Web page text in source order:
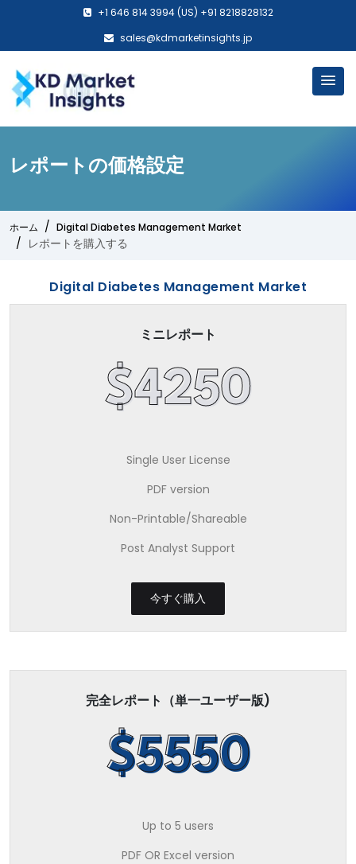
+1 646 814 3994 (US) +91 8218828132
sales@kdmarketinsights.jp
レポートの価格設定
ホーム Digital Diabetes Management Market
レポートを購入する
Digital Diabetes Management Market
ミニレポート
$4250
Single User License
PDF version
Non-Printable/Shareable
Post Analyst Support
今すぐ購入
完全レポート（単一ユーザー版)
$5550
Up to 5 users
PDF OR Excel version